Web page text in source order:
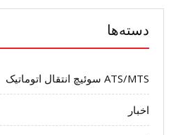
دسته‌ها
ATS/MTS سوئیچ انتقال اتوماتیک
اخبار